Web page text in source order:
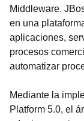
Middleware.
en una
aplicaciones,
procesos
automatizar
Mediante la
Platform 5.0, el